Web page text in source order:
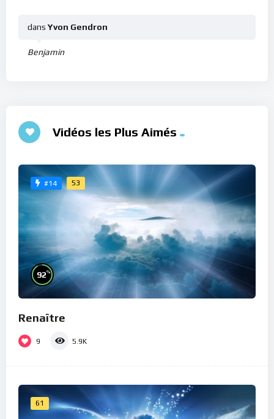
Benjamin
dans Yvon Gendron
Vidéos les Plus Aimés
#14 53
92%
Renaître
9 5.9K
61